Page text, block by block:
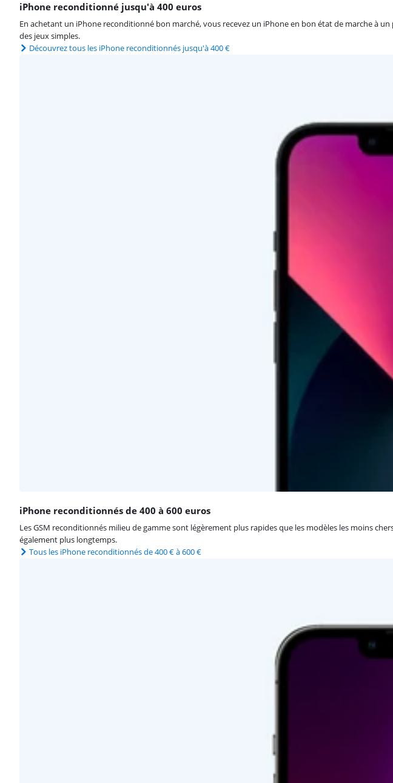
iPhone reconditionné jusqu'à 400 euros
En achetant un iPhone reconditionné bon marché, vous recevez un iPhone en bon état de marche à
des jeux simples.
Découvrez tous les iPhone reconditionnés jusqu'à 400 €
iPhone reconditionnés de 400 à 600 euros
Les GSM reconditionnés milieu de gamme sont légèrement plus rapides que les modèles les moins
également plus longtemps.
Tous les iPhone reconditionnés de 400 € à 600 €